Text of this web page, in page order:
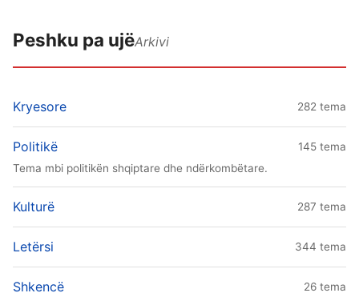
Peshku pa ujëArkivi
Kryesore 282 tema
Politikë
145 tema
Tema mbi politikën shqiptare dhe ndërkombëtare.
Kulturë 287 tema
Letërsi 344 tema
Shkencë
26 tema